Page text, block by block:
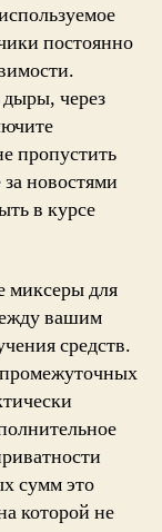
постоянно
через
пропустить
новостями
в курсе
миксеры для
вашим
средств.
промежуточных
сумм это
которой не